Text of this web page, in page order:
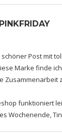
Post mit
Marke finde
Zusammenarbeit
funktioniert
Wochenende,